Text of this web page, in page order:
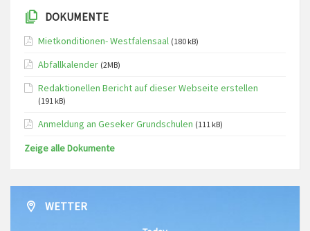
DOKUMENTE
Mietkonditionen- Westfalensaal (180 kB)
Abfallkalender (2MB)
Redaktionellen Bericht auf dieser Webseite erstellen
(191 kB)
Anmeldung an Geseker Grundschulen (111 kB)
Zeige alle Dokumente
WETTER